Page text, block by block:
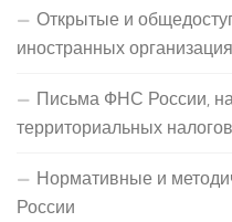
Открытые и
иностранных
Письма ФНС России,
территориальных
Нормативные и
России